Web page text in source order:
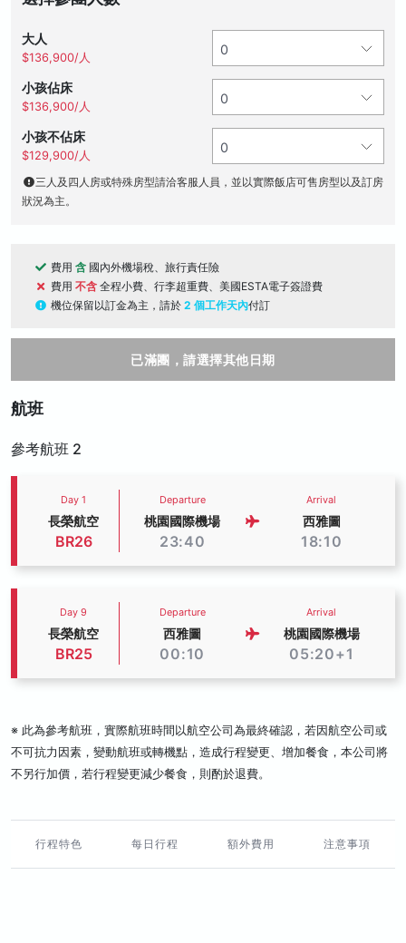
大人
$136,900/人
小孩佔床
$136,900/人
小孩不佔床
$129,900/人
三人及四人房或特殊房型請洽客服人員，並以實際飯店可售房型以及訂房
狀況為主。
費用 含 國內外機場稅、旅行責任險
費用 不含 全程小費、行李超重費、美國ESTA電子簽證費
機位保留以訂金為主，請於 2 個工作天內付訂
已滿團，請選擇其他日期
航班
參考航班 2
Day 1
長榮航空
BR26
Departure
桃園國際機場
23:40
Arrival
西雅圖
18:10
Day 9
長榮航空
BR25
Departure
西雅圖
00:10
Arrival
桃園國際機場
05:20+1
※ 此為參考航班，實際航班時間以航空公司為最終確認，若因航空公司或
不可抗力因素，變動航班或轉機點，造成行程變更、增加餐食，本公司將
不另行加價，若行程變更減少餐食，則酌於退費。
行程特色 每日行程 額外費用 注意事項